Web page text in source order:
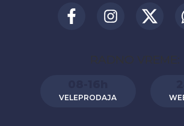
RADNO VREME:
VELEPRODAJA